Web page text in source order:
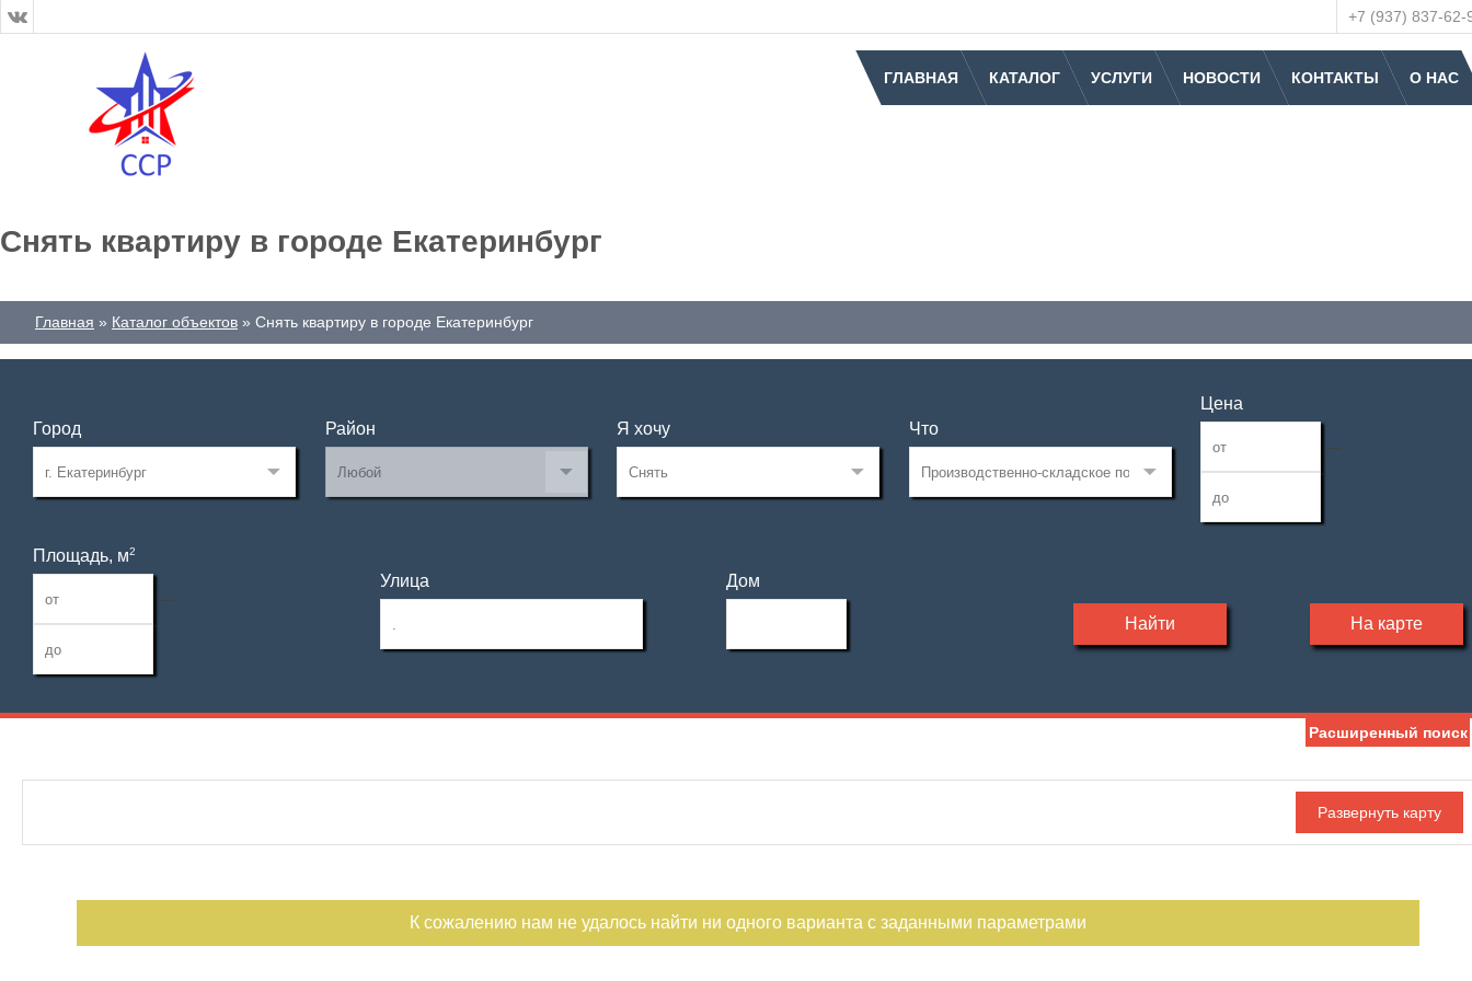
+7 (937) 837-62-
ГЛАВНАЯ КАТАЛОГ УСЛУГИ НОВОСТИ КОНТАКТЫ О НАС
Снять квартиру в городе Екатеринбург
Главная Каталог объектов Снять квартиру в городе Екатеринбург
Город Район Я хочу Что
Цена
—
Площадь, м2
—
Улица Дом
Найти На карте
Расширенный поиск
К сожалению нам не удалось найти ни одного варианта с заданными параметрами